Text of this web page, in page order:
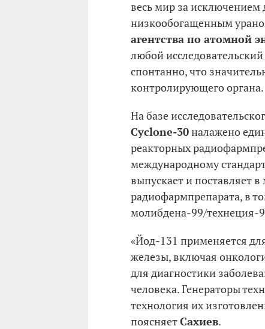
весь мир за исключением
низкообогащенным
агентства по атомной
любой
спонтанно, что
контролирующего органа.
На базе
Cyclone-30налажено
реакторных
международному
выпускает и поставляет
радиофармпрепарата, в
молибдена-99/технеция-
«Йод-131 применяется
железы, включая
для диагностики
человека. Генераторы
технология их
поясняетСахиев.